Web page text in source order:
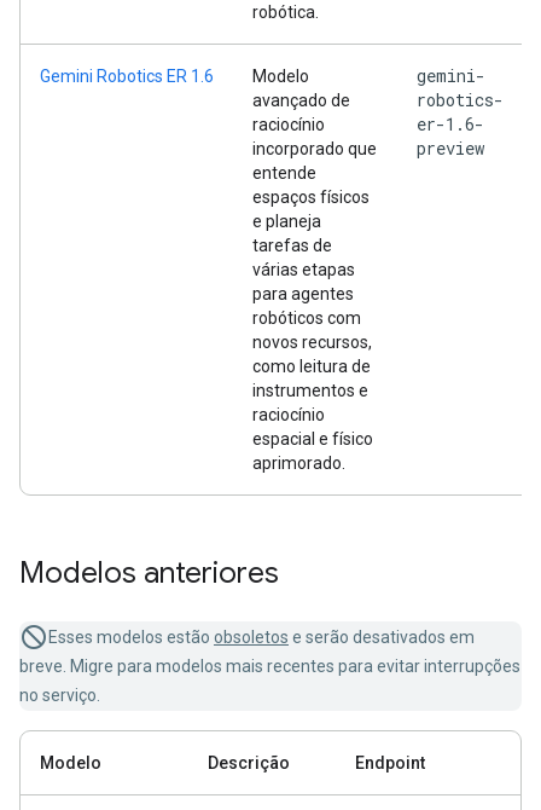
robótica.
Gemini Robotics ER 1.6
Modelo
avançado de
raciocínio
incorporado que
entende
espaços físicos
e planeja
tarefas de
várias etapas
para agentes
robóticos com
novos recursos,
como leitura de
instrumentos e
raciocínio
espacial e físico
aprimorado.
gemini-
robotics-
er-1.6-
preview
Modelos anteriores
Esses modelos estão obsoletos e serão desativados em
breve. Migre para modelos mais recentes para evitar interrupções
no serviço.
Modelo Descrição Endpoint